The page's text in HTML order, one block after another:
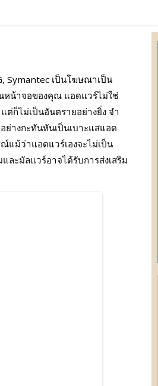
Symantec เป็นโฆษณาเป็น
หน้าจอของคุณ แอดแวร์ไม่ใช่
ก็ไม่เป็นอันตรายอย่างยิ่ง จํา
างกะทันหันเป็นเบาะแสแอด
แม้ว่าแอดแวร์เองจะไม่เป็น
ละมัลแวร์อาจได้รับการส่งเสริม